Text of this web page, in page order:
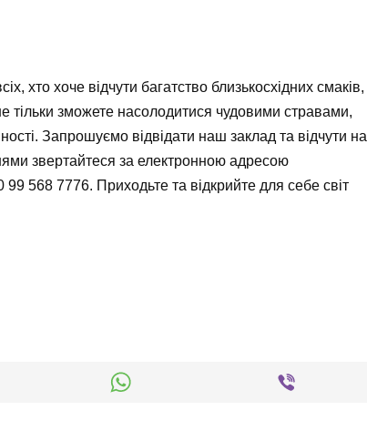
хто хоче відчути багатство близькосхідних смаків,
тільки зможете насолодитися чудовими стравами,
Запрошуємо відвідати наш заклад та відчути на
звертайтеся за електронною адресою
99 568 7776. Приходьте та відкрийте для себе світ